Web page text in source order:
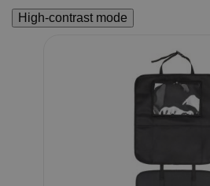
High-contrast mode